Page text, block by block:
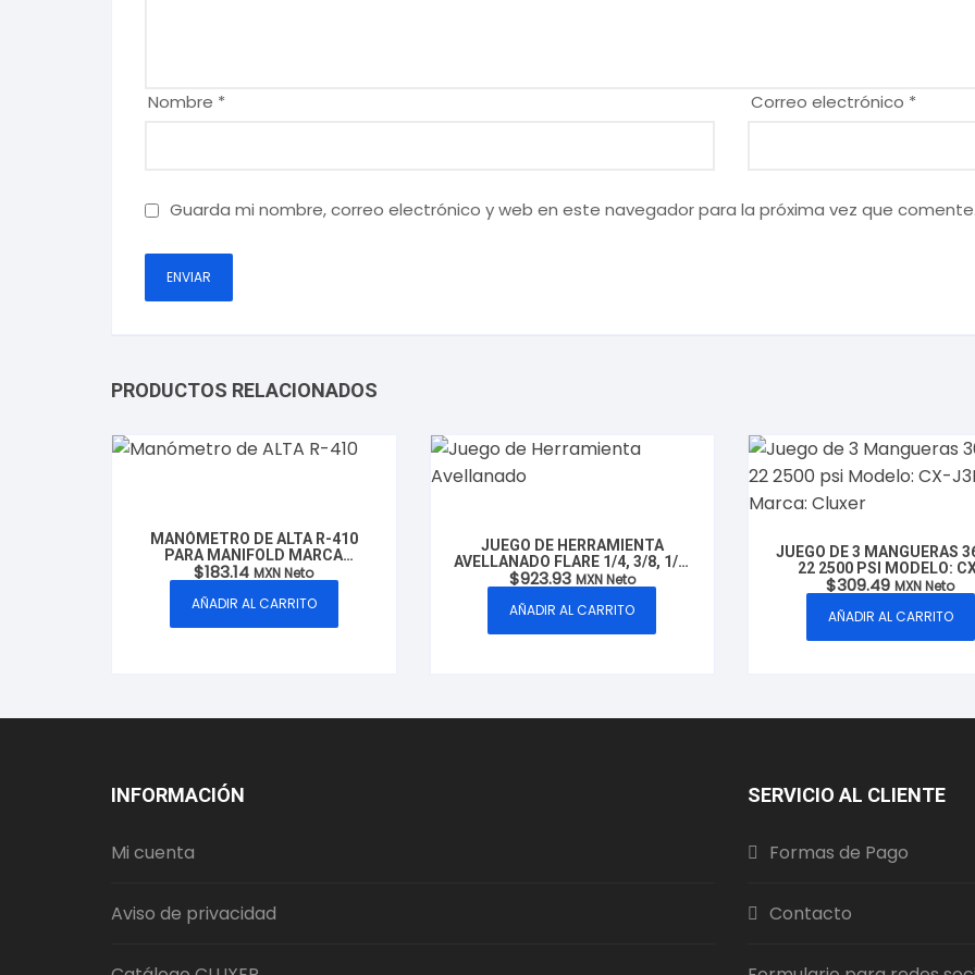
Nombre * Correo electrónico *
Guarda mi nombre, correo electrónico y web en este navegador para la próxima vez que
PRODUCTOS RELACIONADOS
MANÓMETRO DE ALTA R-410
PARA MANIFOLD MARCA
CLUXER, MODELO: CXA-800
$183.14 MXN Neto
AÑADIR AL CARRITO
JUEGO DE HERRAMIENTA
AVELLANADO FLARE 1/4, 3/8, 1/2,
5/8 MODELO: CXAVFL MARCA
$923.93 MXN Neto
AÑADIR AL CARRITO
JUEGO DE 3 MANGUERAS
22 2500 PSI MODELO:
J3MR22 MARCA:
$309.49 MXN Neto
AÑADIR AL CARRITO
INFORMACIÓN
Mi cuenta
Aviso de privacidad
SERVICIO AL CLIENTE
Formas de Pago
Contacto